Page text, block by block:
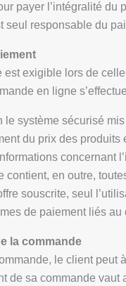
payer l’intégralité
seul responsable du
est exigible lors de
en ligne
le système sécurisé
du prix des
concernant
contient, en outre,
souscrite, seul
de paiement liés
la commande
le client peut
de sa commande